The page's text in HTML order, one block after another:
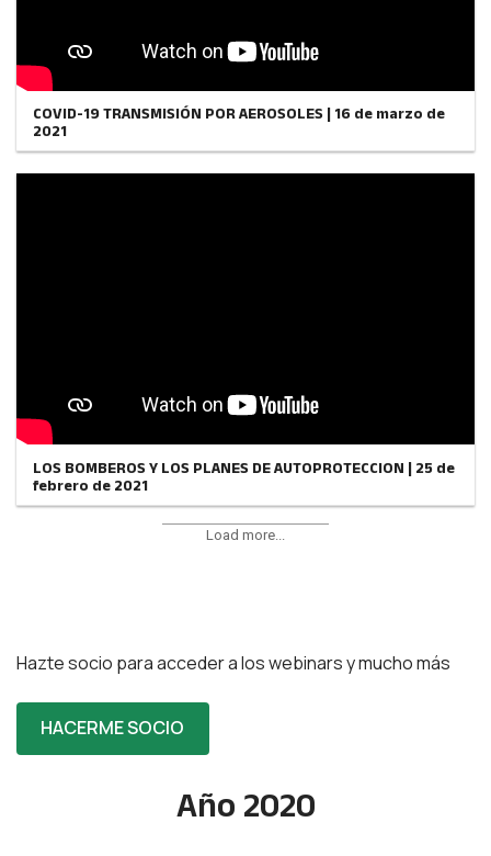
COVID-19 TRANSMISIÓN POR AEROSOLES | 16 de marzo de
2021
LOS BOMBEROS Y LOS PLANES DE AUTOPROTECCION | 25 de
febrero de 2021
Load more...
Hazte socio para acceder a los webinars y mucho más
HACERME SOCIO
Año 2020